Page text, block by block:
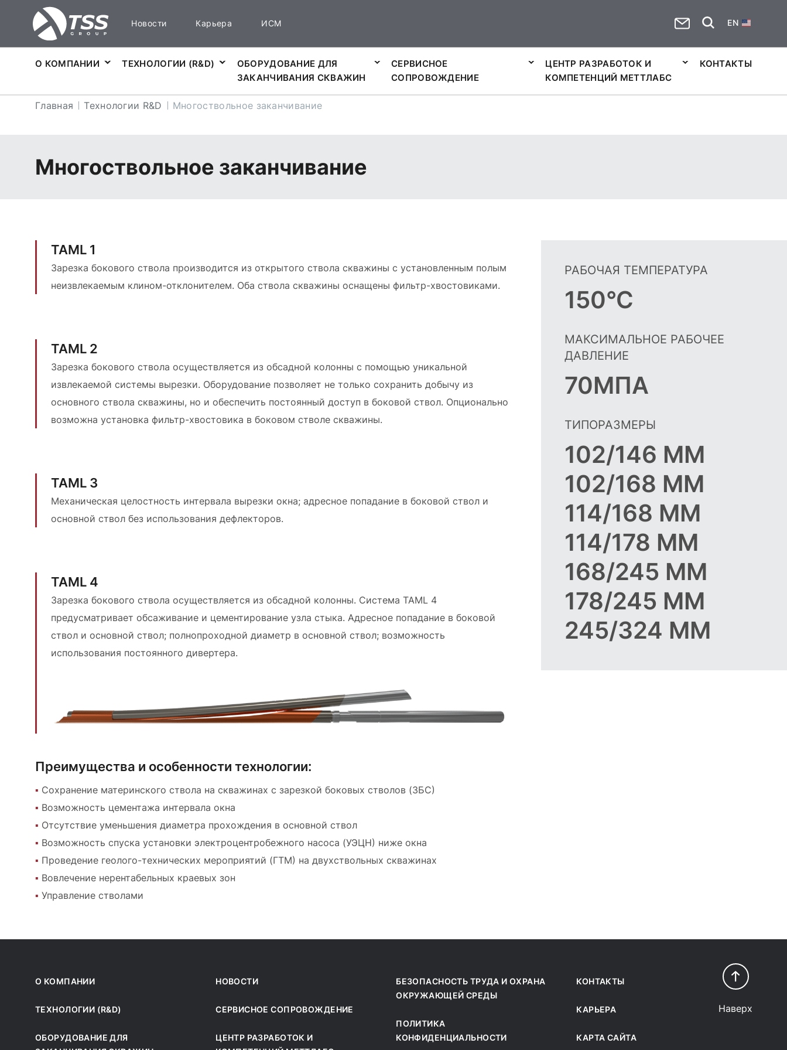
Новости Карьера ИСМ EN
О КОМПАНИИ ТЕХНОЛОГИИ (R&D)
ОБОРУДОВАНИЕ ДЛЯ
ЗАКАНЧИВАНИЯ СКВАЖИН
СЕРВИСНОЕ
СОПРОВОЖДЕНИЕ
ЦЕНТР РАЗРАБОТОК И
КОМПЕТЕНЦИЙ МЕТТЛАБС
КОНТАКТЫ
Главная Технологии R&D Многоствольное заканчивание
Многоствольное заканчивание
РАБОЧАЯ ТЕМПЕРАТУРА
150°C
МАКСИМАЛЬНОЕ РАБОЧЕЕ
ДАВЛЕНИЕ
70МПА
ТИПОРАЗМЕРЫ
102/146 ММ
102/168 ММ
114/168 ММ
114/178 ММ
168/245 ММ
178/245 ММ
245/324 ММ
TAML 1
Зарезка бокового ствола производится из открытого ствола скважины с установленным полым
неизвлекаемым клином-отклонителем. Оба ствола скважины оснащены фильтр-хвостовиками.
TAML 2
Зарезка бокового ствола осуществляется из обсадной колонны с помощью уникальной
извлекаемой системы вырезки. Оборудование позволяет не только сохранить добычу из
основного ствола скважины, но и обеспечить постоянный доступ в боковой ствол. Опционально
возможна установка фильтр-хвостовика в боковом стволе скважины.
TAML 3
Механическая целостность интервала вырезки окна; адресное попадание в боковой ствол и
основной ствол без использования дефлекторов.
TAML 4
Зарезка бокового ствола осуществляется из обсадной колонны. Система TAML 4
предусматривает обсаживание и цементирование узла стыка. Адресное попадание в боковой
ствол и основной ствол; полнопроходной диаметр в основной ствол; возможность
использования постоянного дивертера.
Преимущества и особенности технологии:
Сохранение материнского ствола на скважинах с зарезкой боковых стволов (ЗБС)
Возможность цементажа интервала окна
Отсутствие уменьшения диаметра прохождения в основной ствол
Возможность спуска установки электроцентробежного насоса (УЭЦН) ниже окна
Проведение геолого-технических мероприятий (ГТМ) на двухствольных скважинах
Вовлечение нерентабельных краевых зон
Управление стволами
О КОМПАНИИ
ТЕХНОЛОГИИ (R&D)
ОБОРУДОВАНИЕ ДЛЯ
НОВОСТИ
СЕРВИСНОЕ СОПРОВОЖДЕНИЕ
ЦЕНТР РАЗРАБОТОК И
БЕЗОПАСНОСТЬ ТРУДА И ОХРАНА
ОКРУЖАЮЩЕЙ СРЕДЫ
ПОЛИТИКА
КОНФИДЕНЦИАЛЬНОСТИ
КОНТАКТЫ
КАРЬЕРА
КАРТА САЙТА
Наверх